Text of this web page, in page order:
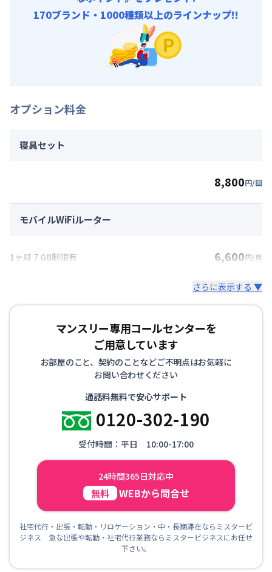
170ブランド・1000種類以上のラインナップ!!
オプション料金
寝具セット
8,800円/回
モバイルWiFiルーター
1ヶ月７GB制限有 6,600円/月
さらに表示する ▼
マンスリー専用コールセンターを
ご用意しています
お部屋のこと、契約のことなどご不明点はお気軽に
お問い合わせください
通話料無料で安心サポート
0120-302-190
受付時間：平日 10:00-17:00
24時間365日対応中
無料 WEBから問合せ
社宅代行・出張・転勤・リロケーション・中・長期滞在ならミスタービ
ジネス 急な出張や転勤・社宅代行業務ならミスタービジネスにお任せ
下さい。